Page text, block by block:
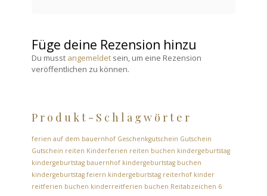
Füge deine Rezension hinzu
Du musst angemeldet sein, um eine Rezension
veröffentlichen zu können.
Produkt-Schlagwörter
ferien auf dem bauernhof Geschenkgutschein Gutschein
Gutschein reiten Kinderferien reiten buchen kindergeburtstag
kindergeburtstag bauernhof kindergeburtstag buchen
kindergeburtstag feiern kindergeburtstag reiterhof kinder
reitferien buchen kinderreitferien buchen Reitabzeichen 6